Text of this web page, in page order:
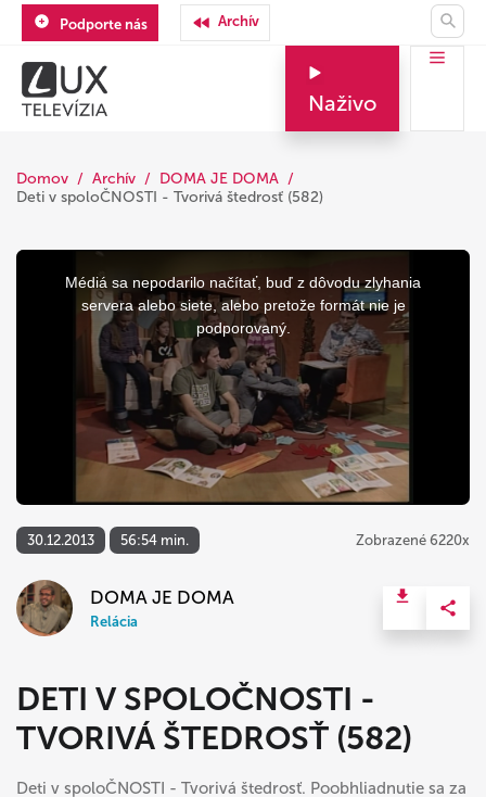
Podporte nás Archív
Naživo
Domov Archív
DOMA JE DOMA
Deti v spoloČNOSTI - Tvorivá štedrosť (582)
This
Médiá sa nepodarilo načítať, buď z dôvodu zlyhania
servera alebo siete, alebo pretože formát nie je
podporovaný.
30.12.2013 56:54 min. Zobrazené 6220x
DOMA JE DOMA
Relácia
DETI V SPOLOČNOSTI -
TVORIVÁ ŠTEDROSŤ (582)
Deti v spoloČNOSTI - Tvorivá štedrosť. Poobhliadnutie sa za